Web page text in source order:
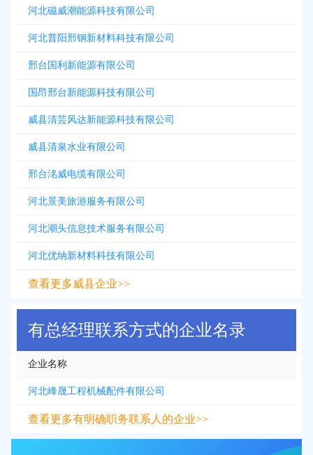
河北磁威潮能源科技有限公司
河北普阳邢钢新材料科技有限公司
邢台国利新能源有限公司
国昂邢台新能源科技有限公司
威县清芸风达新能源科技有限公司
威县清泉水业有限公司
邢台洺威电缆有限公司
河北景美旅游服务有限公司
河北潮头信息技术服务有限公司
河北优纳新材料科技有限公司
查看更多威县企业>>
有总经理联系方式的企业名录
企业名称
河北峰晟工程机械配件有限公司
查看更多有明确职务联系人的企业>>